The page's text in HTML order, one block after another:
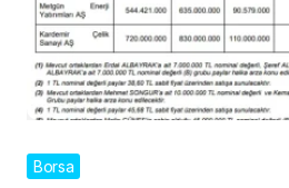
Borsa